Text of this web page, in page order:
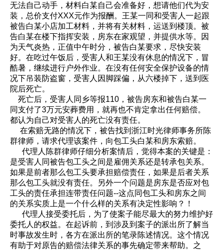
无法自己动手，材料白某自己会准备好，想请他们代为安
装，总价支付XXX元作为报酬。王某一同和受害人一起跟
被告白某小店加工材料，并将有关材料，运送到楼顶。被
告白某在楼下指挥安装，房东在家观望，并提供水等。因
为天气炎热，正值中午时分，被告白某要求，尽快安装
好。在吃过午饭后，受害人和王某没有休息的情况下，冒
酷暑，继续进行户外作业。在没有任何安全保护设备的情
况下吊装防盗窗，受害人因脚踩偏，从六楼掉下，送到医
院后死亡。
死亡后，受害人同乡等报110，被告房东和被告白某一
同支付了3万元安葬费用，就再也不肯定拿出任何赔偿。
都认为自己对受害人的死亡没有责任。
在索赔无路的情况下，被告找到浙江时光律师事务所陈
群律师，请求代理该案件，向包工头白某和房东索赔。
代理人陈群律师仔细分析案情后，觉得本案的关键是：
是受害人同被告包工头之间是雇佣关系还是转承包关系。
如果是前者那么包工头要承担赔偿责任，如果是后者关系
那么包工头就没有责任。另外一个问题是房东是否应对包
工头的责任承担连带责任问题--这点同包工头和房东之间
的关系实质上是一个什么样的关系有决定性影响？！
代理人接受委托后，为了使案子能尽最大的努力维护好
委托人的权益。在起诉前，到涉及到案子的派出所了解当
时事故发生时，各方在派出所的笔录陈述情况。这个情况
有助于对原告的赔偿法律关系的事先确定带来帮助。之